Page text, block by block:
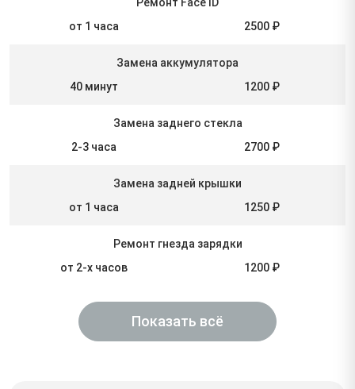
от 1 часа
2500 ₽
Замена аккумулятора
40 минут
1200 ₽
Замена заднего стекла
2-3 часа
2700 ₽
Замена задней крышки
от 1 часа
1250 ₽
Ремонт гнезда зарядки
от 2-х часов
1200 ₽
Показать всё